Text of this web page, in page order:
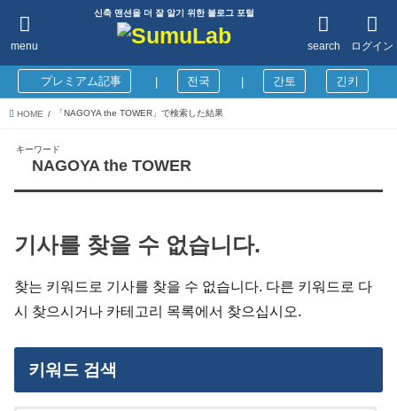
신축 맨션을 더 잘 알기 위한 블로그 포털
ログイン
search
menu
プレミアム記事 전국 간토 긴키
HOME 「NAGOYA the TOWER」で検索した結果
キーワード
NAGOYA the TOWER
기사를 찾을 수 없습니다.
찾는 키워드로 기사를 찾을 수 없습니다. 다른 키워드로 다
시 찾으시거나 카테고리 목록에서 찾으십시오.
키워드 검색